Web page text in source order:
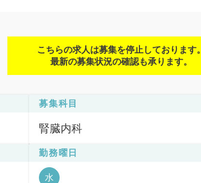
こちらの求人は募集を停止しております。
最新の募集状況の確認も承ります。
募集科目
腎臓内科
勤務曜日
水